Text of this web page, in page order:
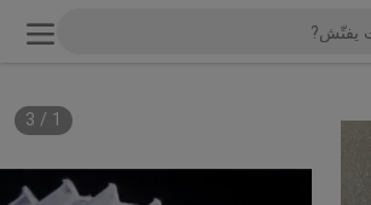
1
/
3